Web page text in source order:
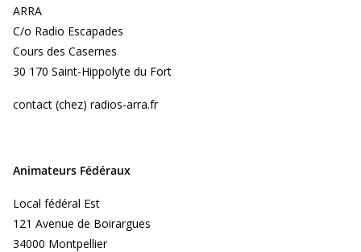
ARRA
C/o Radio Escapades
Cours des Casernes
30 170 Saint-Hippolyte du Fort
contact (chez) radios-arra.fr
Animateurs Fédéraux
Local fédéral Est
121 Avenue de Boirargues
34000 Montpellier